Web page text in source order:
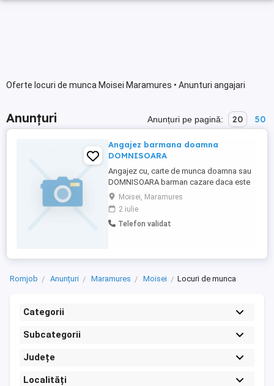
Oferte locuri de munca Moisei Maramures • Anunturi angajari
Anunțuri Anunțuri pe pagină: 20 50
Angajez barmana doamna
DOMNISOARA
Angajez cu, carte de munca doamna sau
DOMNISOARA barman cazare daca este
necesar in pensiune plus mese program 9
ore de luni Pana vineri sambata 5 ore
duminica liber pentru detalii lasati nr de tel
si va contactez Eu
Moisei, Maramures
2 iulie
Telefon validat
Romjob Anunțuri Maramures Moisei Locuri de munca
Categorii
Subcategorii
Județe
Localități